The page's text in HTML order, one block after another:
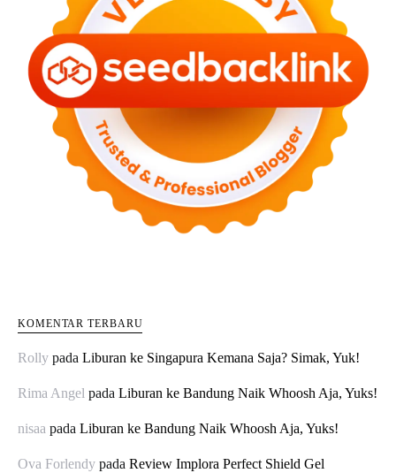
KOMENTAR TERBARU
Rolly pada Liburan ke Singapura Kemana Saja? Simak, Yuk!
Rima Angel pada Liburan ke Bandung Naik Whoosh Aja, Yuks!
nisaa pada Liburan ke Bandung Naik Whoosh Aja, Yuks!
Ova Forlendy pada Review Implora Perfect Shield Gel